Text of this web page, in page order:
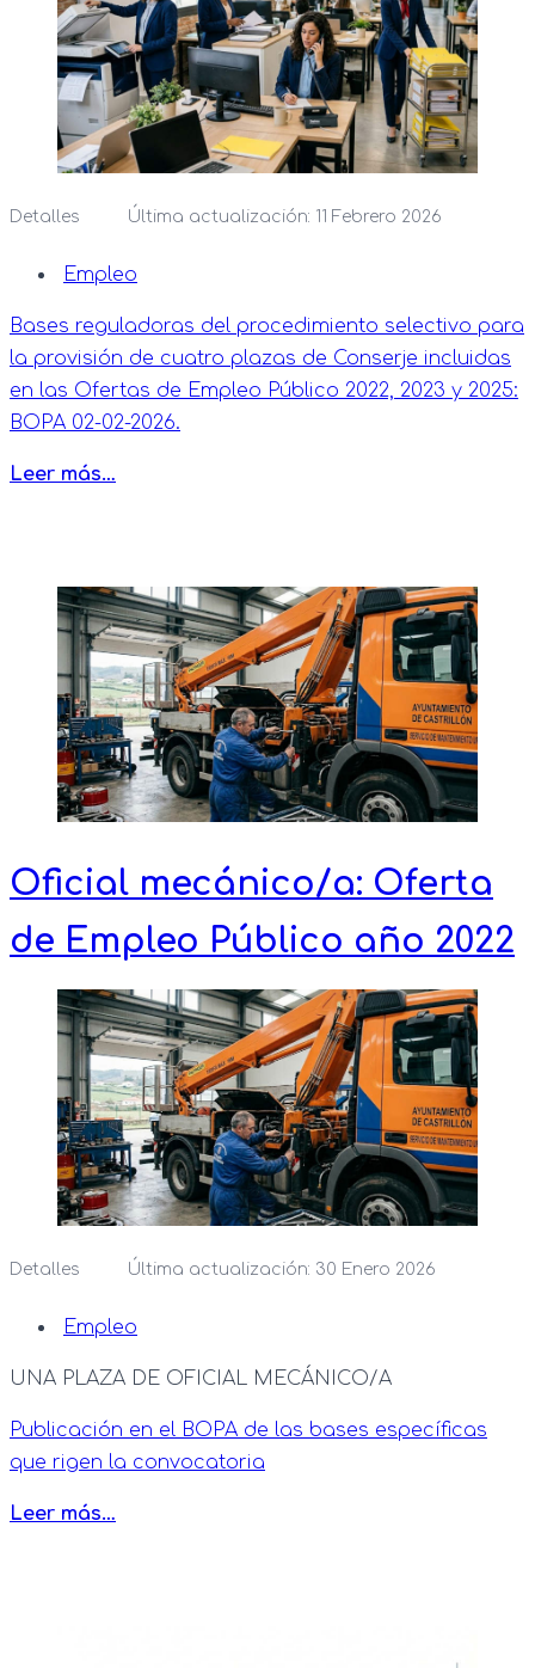
Detalles Última actualización: 11 Febrero 2026
Empleo
Bases reguladoras del procedimiento selectivo para
la provisión de cuatro plazas de Conserje incluidas
en las Ofertas de Empleo Público 2022, 2023 y 2025:
BOPA 02-02-2026.
Leer más…
Oficial mecánico/a: Oferta
de Empleo Público año 2022
Detalles Última actualización: 30 Enero 2026
Empleo
UNA PLAZA DE OFICIAL MECÁNICO/A
Publicación en el BOPA de las bases específicas
que rigen la convocatoria
Leer más…